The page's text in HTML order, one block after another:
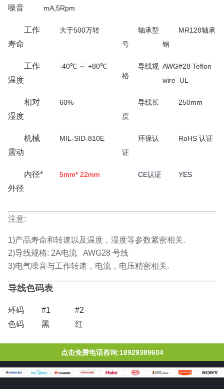
噪音
mA,5Rpm
工作
寿命
大于500万转
轴承型
号
MR128轴承
钢
工作
温度
-40℃ ～ +80℃
导线规
格
AWG#28 Teflon
wire UL
相对
湿度
60%
导线长
度
250mm
机械
震动
MIL-SID-810E
环保认
证
RoHS 认证
内径*
外径
5mm* 22mm CE认证 YES
注意:
1)产品寿命和转速以及温度，湿度等参数紧密相关.
2)导线规格: 2A电流 AWG28 号线
3)电气噪音与工作转速，电流，电压精密相关.
导线色码表
环码 #1
#2
色码
黑 红
点击免费电话咨询:18929389604